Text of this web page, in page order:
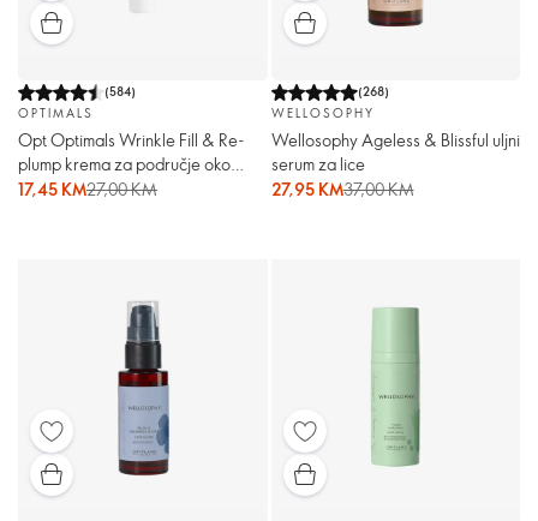
(584)
OPTIMALS
Opt Optimals Wrinkle Fill & Re-
plump krema za područje oko
očiju i usana
17,45 KM27,00 KM
(268)
WELLOSOPHY
Wellosophy Ageless & Blissful uljni
serum za lice
27,95 KM37,00 KM